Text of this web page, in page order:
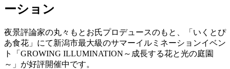
ーション
夜景評論家の丸々もとお氏プロデュースのもと、「いくとぴ
あ食花」にて新潟市最大級のサマーイルミネーションイベン
ト「GROWING ILLUMINATION～成長する花と光の庭園
～」が好評開催中です。